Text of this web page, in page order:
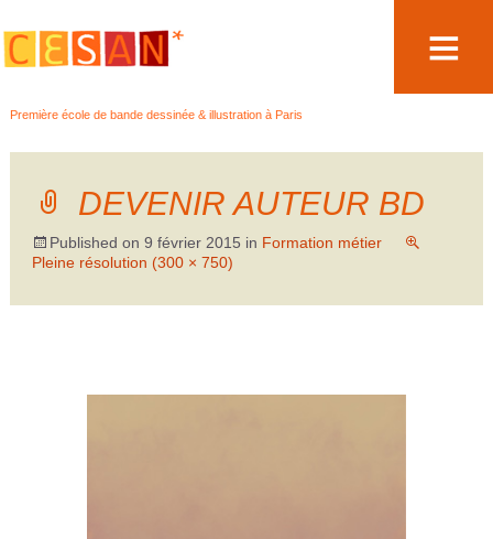
Première école de bande dessinée & illustration à Paris
au
DEVENIR AUTEUR BD
Published on 9 février 2015 in Formation métier
Pleine résolution (300 × 750)